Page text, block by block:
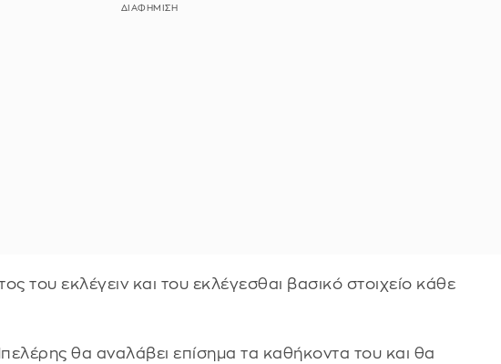
του εκλέγειν και του εκλέγεσθαι βασικό στοιχείο κάθε
θα αναλάβει επίσημα τα καθήκοντα του και θα